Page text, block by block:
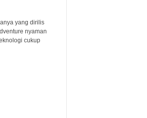
yang dirilis
nyaman
cukup